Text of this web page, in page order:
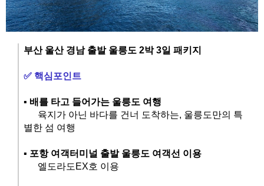
부산 울산 경남 출발 울릉도 2박 3일 패키지
✅ 핵심포인트
▪️ 배를 타고 들어가는 울릉도 여행
육지가 아닌 바다를 건너 도착하는, 울릉도만의 특
별한 섬 여행
▪️ 포항 여객터미널 출발 울릉도 여객선 이용
엘도라도EX호 이용